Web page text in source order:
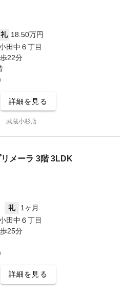
礼 18.50万円
田中６丁目
22分
詳細を見る
武蔵小杉店
メーラ 3階 3LDK
礼
1ヶ月
田中６丁目
25分
詳細を見る